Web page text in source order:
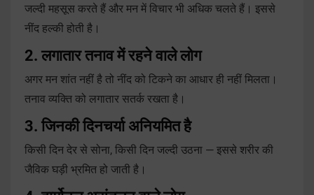
जल्दी महसूस करते हैं और मन में विचार भी अधिक चलते हैं। इससे
नींद हल्की होती है।
2. लगातार तनाव में रहने वाले लोग
अगर मन शांत नहीं है तो नींद को टिकने का आधार ही नहीं मिलता।
तनाव व्यक्ति को लगातार सतर्क रखता है।
3. जिनकी दिनचर्या अनियमित है
किसी दिन देर से सोना, किसी दिन जल्दी उठना — इससे शरीर की
जैविक घड़ी भ्रमित हो जाती है।